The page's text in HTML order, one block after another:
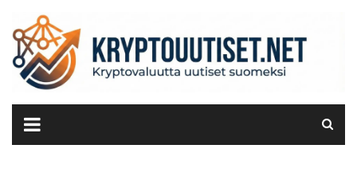
content